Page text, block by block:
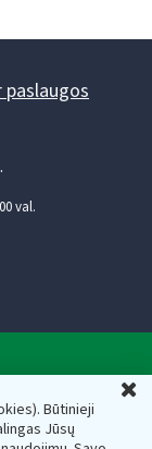
Būtinieji
Jūsų
val.